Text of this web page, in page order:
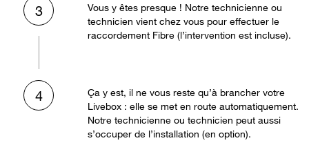
3
Vous y êtes presque ! Notre technicienne ou
technicien vient chez vous pour effectuer le
raccordement Fibre (l’intervention est incluse).
4
Ça y est, il ne vous reste qu’à brancher votre
Livebox : elle se met en route automatiquement.
Notre technicienne ou technicien peut aussi
s’occuper de l’installation (en option).